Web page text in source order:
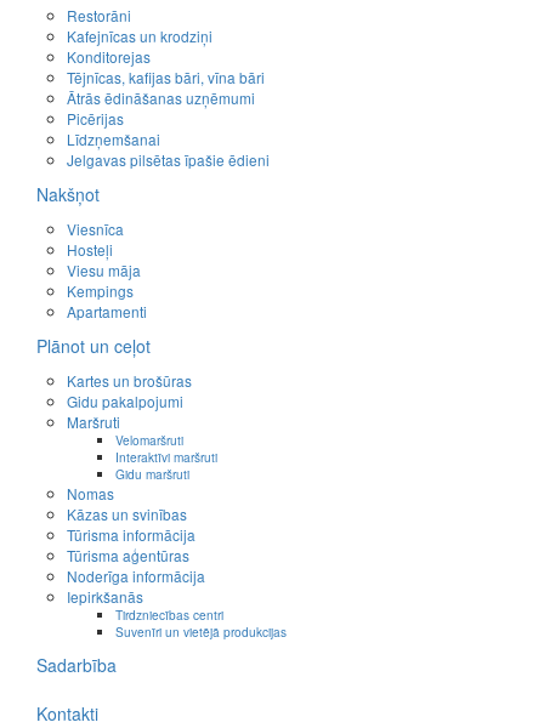
Restorāni
Kafejnīcas un krodziņi
Konditorejas
Tējnīcas, kafijas bāri, vīna bāri
Ātrās ēdināšanas uzņēmumi
Picērijas
Līdzņemšanai
Jelgavas pilsētas īpašie ēdieni
Nakšņot
Viesnīca
Hosteļi
Viesu māja
Kempings
Apartamenti
Plānot un ceļot
Kartes un brošūras
Gidu pakalpojumi
Maršruti
Velomaršruti
Interaktīvi maršruti
Gidu maršruti
Nomas
Kāzas un svinības
Tūrisma informācija
Tūrisma aģentūras
Noderīga informācija
Iepirkšanās
Tirdzniecības centri
Suvenīri un vietējā produkcijas
Sadarbība
Kontakti